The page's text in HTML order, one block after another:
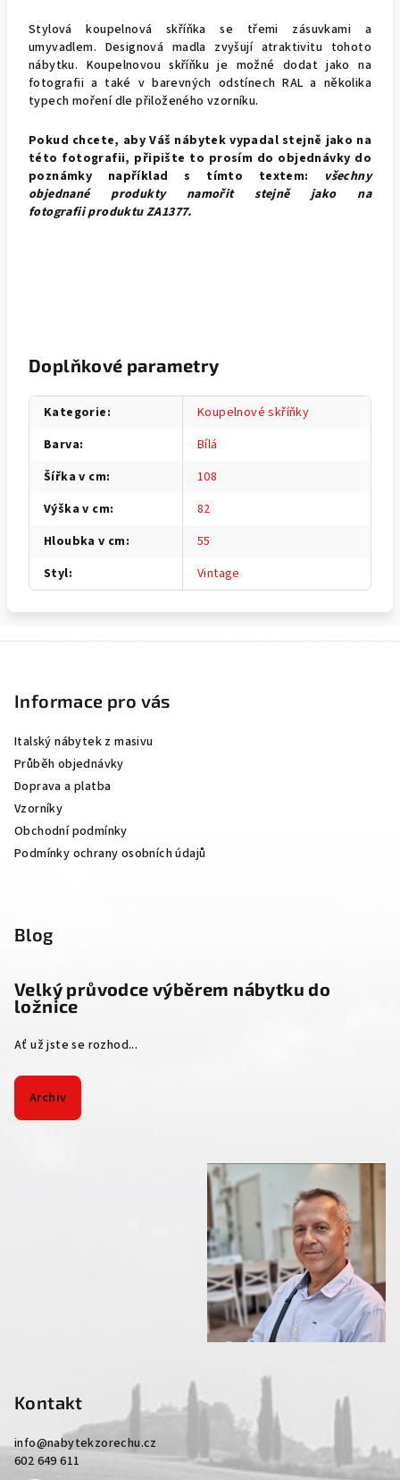
Stylová koupelnová skříňka se třemi zásuvkami a
umyvadlem. Designová madla zvyšují atraktivitu tohoto
nábytku. Koupelnovou skříňku je možné dodat jako na
fotografii a také v barevných odstínech RAL a několika
typech moření dle přiloženého vzorníku.
Pokud chcete, aby Váš nábytek vypadal stejně jako na
této fotografii, připište to prosím do objednávky do
poznámky například s tímto textem: všechny
objednané produkty namořit stejně jako na
fotografii produktu ZA1377.
Doplňkové parametry
Kategorie:
Koupelnové skříňky
Barva:
Bílá
Šířka v cm:
108
Výška v cm:
82
Hloubka v cm:
55
Styl: Vintage
Informace pro vás
Italský nábytek z masivu
Průběh objednávky
Doprava a platba
Vzorníky
Obchodní podmínky
Podmínky ochrany osobních údajů
Blog
Velký průvodce výběrem nábytku do
ložnice
Ať už jste se rozhod...
Archiv
Kontakt
info@nabytekzorechu.cz
602 649 611